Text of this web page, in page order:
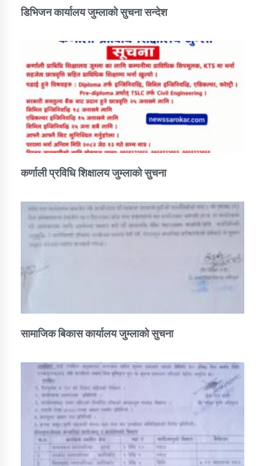
डिभिजन कार्यालय जुम्लाको सुचना सन्देश
कर्णाली प्रविधि शिक्षालय जुम्लाको सुचना
सामाजिक बिकास कार्यालय जुम्लाकाे सुचना